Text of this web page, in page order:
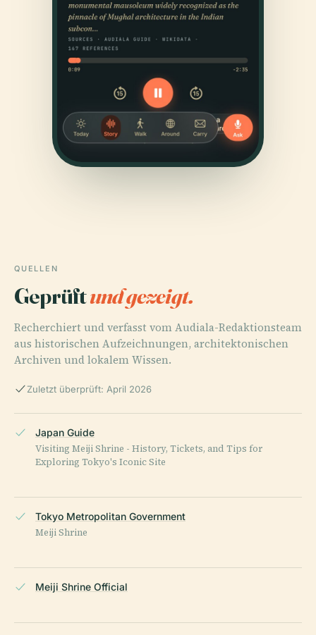
QUELLEN
Geprüftund gezeigt.
Recherchiert und verfasst vom Audiala-Redaktionsteam
aus historischen Aufzeichnungen, architektonischen
Archiven und lokalem Wissen.
Zuletzt überprüft: April 2026
Japan Guide
Visiting Meiji Shrine - History, Tickets, and Tips for
Exploring Tokyo's Iconic Site
Tokyo Metropolitan Government
Meiji Shrine
Meiji Shrine Official